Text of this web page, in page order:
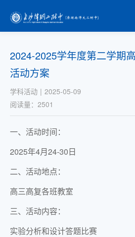
​2024-2025学年度第二学期
活动方案
学科活动 | 2025-05-09
阅读量： 2501
一、活动时间：
2025年4月24-30日
二、活动地点：
高三高复各班教室
三、活动内容：
实验分析和设计答题比赛